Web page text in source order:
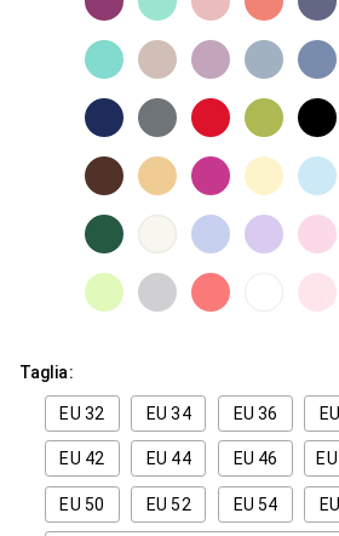
Taglia:
EU 32 EU 34 EU 36
EU 42 EU 44 EU 46
EU 50 EU 52 EU 54